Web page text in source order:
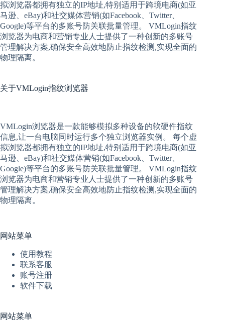
拟浏览器都拥有独立的IP地址,特别适用于跨境电商(如亚
马逊、eBay)和社交媒体营销(如Facebook、Twitter、
Google)等平台的多账号防关联批量管理。 VMLogin指纹
浏览器为电商和营销专业人士提供了一种创新的多账号
管理解决方案,确保安全高效地防止指纹检测,实现全面的
物理隔离。
关于VMLogin指纹浏览器
VMLogin浏览器是一款能够模拟多种设备的软硬件指纹
信息,让一台电脑同时运行多个独立浏览器实例。 每个虚
拟浏览器都拥有独立的IP地址,特别适用于跨境电商(如亚
马逊、eBay)和社交媒体营销(如Facebook、Twitter、
Google)等平台的多账号防关联批量管理。 VMLogin指纹
浏览器为电商和营销专业人士提供了一种创新的多账号
管理解决方案,确保安全高效地防止指纹检测,实现全面的
物理隔离。
网站菜单
使用教程
联系客服
账号注册
软件下载
网站菜单